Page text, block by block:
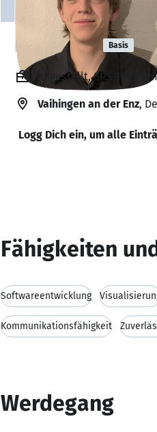
Paul Bleif Basis
Angestellt, SPS-
Vaihingen an der Enz,
Logg Dich ein, um alle
Fähigkeiten
Softwareentwicklung
Kommunikationsfähigkeit
Werdegang